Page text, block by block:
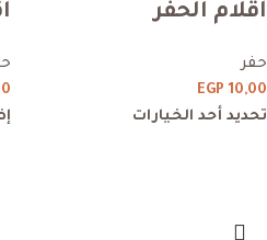
أقلام الحفر
حفر
EGP 10,00
تحديد أحد الخيارات